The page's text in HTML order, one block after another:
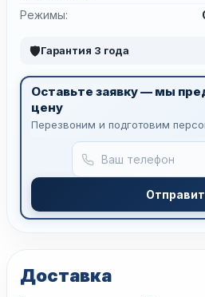
Режимы:
🛡Гарантия 3 года
Оставьте заявку — мы
цену
Перезвоним и подготовим
Доставка